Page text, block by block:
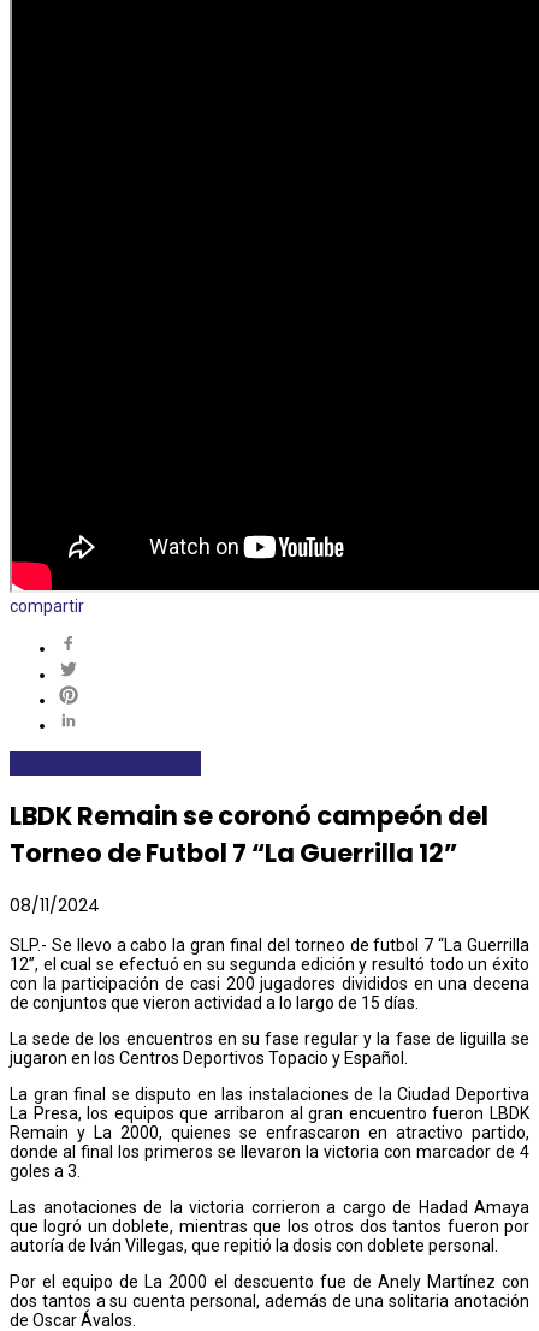
compartir
LBDK Remain se coronó campeón del
Torneo de Futbol 7 “La Guerrilla 12”
08/11/2024
SLP.- Se llevo a cabo la gran final del torneo de futbol 7 “La Guerrilla
12”, el cual se efectuó en su segunda edición y resultó todo un éxito
con la participación de casi 200 jugadores divididos en una decena
de conjuntos que vieron actividad a lo largo de 15 días.
La sede de los encuentros en su fase regular y la fase de liguilla se
jugaron en los Centros Deportivos Topacio y Español.
La gran final se disputo en las instalaciones de la Ciudad Deportiva
La Presa, los equipos que arribaron al gran encuentro fueron LBDK
Remain y La 2000, quienes se enfrascaron en atractivo partido,
donde al final los primeros se llevaron la victoria con marcador de 4
goles a 3.
Las anotaciones de la victoria corrieron a cargo de Hadad Amaya
que logró un doblete, mientras que los otros dos tantos fueron por
autoría de Iván Villegas, que repitió la dosis con doblete personal.
Por el equipo de La 2000 el descuento fue de Anely Martínez con
dos tantos a su cuenta personal, además de una solitaria anotación
de Oscar Ávalos.